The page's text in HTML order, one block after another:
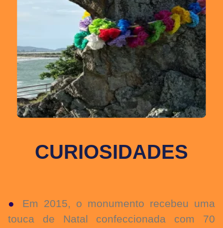
CURIOSIDADES
● Em 2015, o monumento recebeu uma
touca de Natal confeccionada com 70